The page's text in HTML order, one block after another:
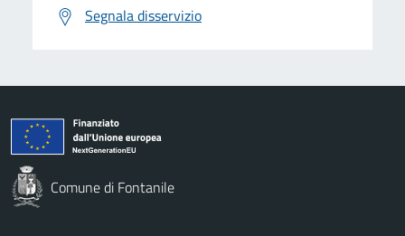
Segnala disservizio
Comune di Fontanile